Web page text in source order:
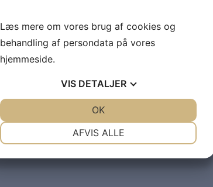
Læs mere om vores brug af cookies og
behandling af persondata på vores
hjemmeside.
VIS DETALJER
AFVIS ALLE
OK